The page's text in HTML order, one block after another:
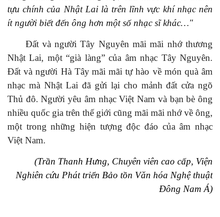
tựu chính của Nhật Lai là trên lĩnh vực khí nhạc nên
ít người biết đến ông hơn một số nhạc sĩ khác…"
Đất và ngườiTây Nguyên mãimãi nhớ thương
Nhật Lai, một “già làng”của âm nhạc Tây Nguyên.
Đất và người Hà Tây mãimãitự hào về món quà âm
nhạc mà Nhật Lai đã gửi lại cho mảnh đất cửa ngõ
Thủ đô. Người yêu âm nhạc Việt Nam và bạn bè ông
nhiều quốc gia trên thế giới cũng mãi mãi nhớ về ông,
một trong những hiện tượng độc đáo của âm nhạc
Việt Nam.
(Trần Thanh Hưng, Chuyên viên cao cấp, Viện
Nghiên cứu Phát triển Bảo tồn Văn hóa Nghệ thuật
Đông Nam Á)